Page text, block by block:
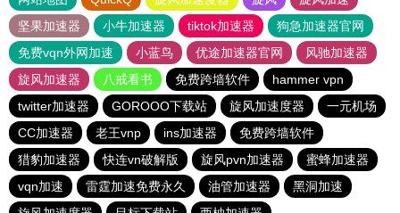
坚果加速器
小牛加速器 tiktok加速器
狗急加速器官网
免费vqn外网加速
小蓝鸟 优途加速器官网
风驰加速器
旋风加速器
八戒看书 免费跨墙软件
hammer vpn
twitter加速器
GOROOO下载站 旋风加速度器
一元机场
CC加速器
老王vnp ins加速器
免费跨墙软件
猎豹加速器
快连vn破解版 旋风pvn加速器
蜜蜂加速器
vqn加速
雷霆加速免费永久 油管加速器
黑洞加速